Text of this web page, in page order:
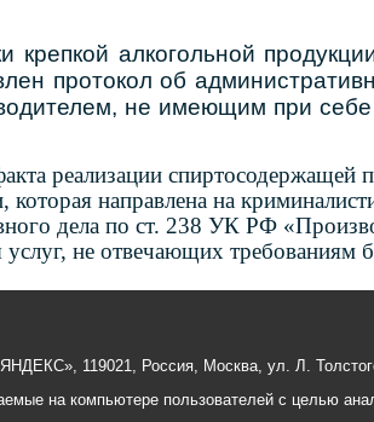
алкогольной
протокол об
не имеющим при
реализации
направлена на
дела по ст. 238 УК РФ
не отвечающих требованиям
119021, Россия, Москва, ул. Л.
на компьютере пользователей с целью